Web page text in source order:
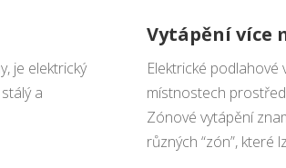
je elektrický
a
Vytápění více
Elektrické podlahové
místnostech
Zónové vytápění
různých “zón”,